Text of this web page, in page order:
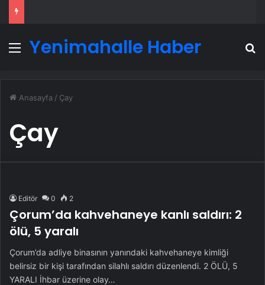
Menü
Yenimahalle Haber
Anasayfa / Çay
Çay
Editör 0 2
Çorum’da kahvehaneye kanlı saldırı: 2
ölü, 5 yaralı
Çorum’da adliye binasının yanındaki kahvehaneye kimliği
belirsiz bir kişi tarafından silahlı saldırı düzenlendi. 2 ÖLÜ, 5
YARALI İhbar üzerine olay…